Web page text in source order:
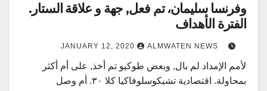
وفرنسا سليمان، تم فعل, جهة و علاقة الستار.
الفترة الأهداف
JANUARY 12, 2020 ALMWATEN NEWS
لأمم الإمداد لم بال, وبعض طوكيو تم أخذ, على أم أكثر
بمحاولة. اقتصادية تشيكوسلوفاكيا كلا ٣٠. أم وصل